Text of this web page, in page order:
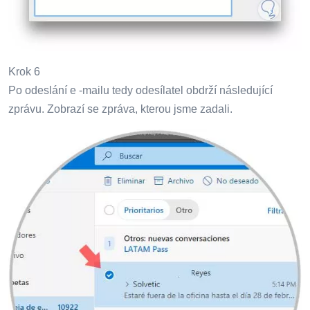
Krok 6
Po odeslání e -mailu tedy odesílatel obdrží následující
zprávu. Zobrazí se zpráva, kterou jsme zadali.